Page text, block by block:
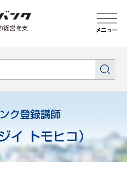
経営を⽀
メニュー
ク登録講師
イ トモヒコ）